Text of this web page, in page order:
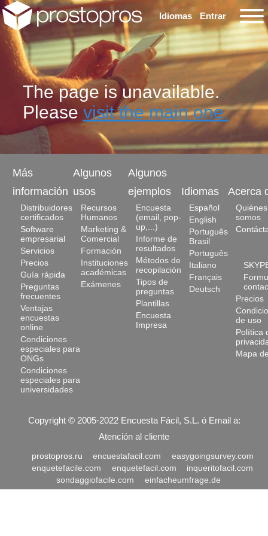
Entrar
Idiomas
The page is unavailable.
Please visit the main one.
Más
información
Distribuidores
certificados
Software
empresarial
Servicios
Precios
Guía rápida
Preguntas
frecuentes
Ventajas
encuestas
online
Condiciones
especiales para
ONGs
Condiciones
especiales para
universidades
Algunos
usos
Recursos
Humanos
Marketing &
Comercial
Formación
Instituciones
académicas
Exámenes
Algunos
ejemplos
Encuesta
(email, pop-
up,...)
Informe de
resultados
Métodos de
recopilación
Tipos de
preguntas
Plantillas
Encuesta
Impresa
Idiomas
Español
English
Português
Brasil
Português
Italiano
Français
Deutsch
Acerca
Quiénes
somos
Precios
de uso
Política
Mapa
prostopros.ru encuestafacil.com
easygoingsurvey.com
enquetefacile.com
enquetefacil.com
inqueritofacil.com
sondaggiofacile.com
einfacheumfrage.de
Copyright © 2005-2022 Encuesta Fácil, S.L. ó Email a:
Atención al cliente